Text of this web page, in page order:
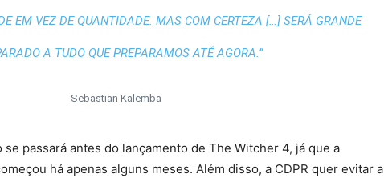
EM VEZ DE QUANTIDADE. MAS COM CERTEZA […] SERÁ GRANDE
A TUDO QUE PREPARAMOS ATÉ AGORA.”
Sebastian Kalemba
passará antes do lançamento de The Witcher 4, já que a
há apenas alguns meses. Além disso, a CDPR quer evitar a